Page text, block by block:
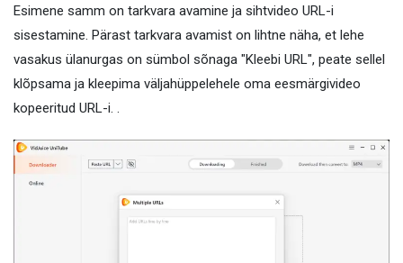
Esimene samm on tarkvara avamine ja sihtvideo URL-i
sisestamine. Pärast tarkvara avamist on lihtne näha, et lehe
vasakus ülanurgas on sümbol sõnaga "Kleebi URL", peate sellel
klõpsama ja kleepima väljahüppelehele oma eesmärgivideo
kopeeritud URL-i. .